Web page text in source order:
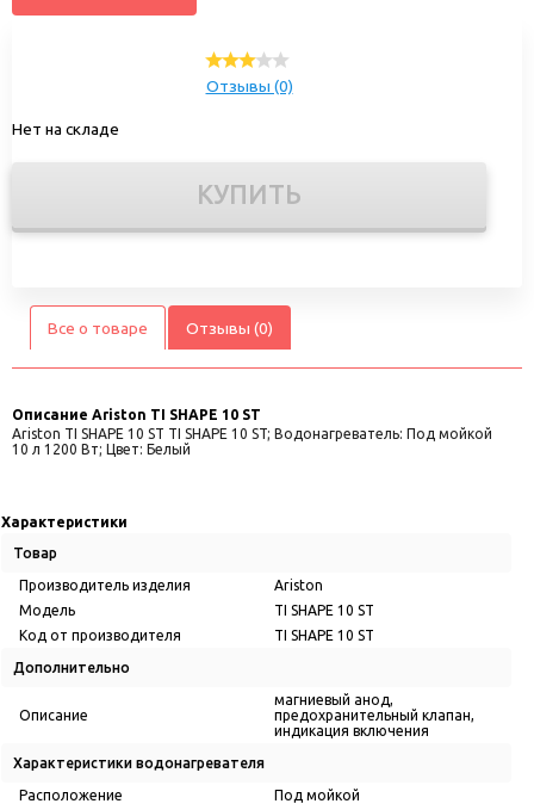
Отзывы (0)
Нет на складе
КУПИТЬ
Все о товаре Отзывы (0)
Описание Ariston TI SHAPE 10 ST
Ariston TI SHAPE 10 ST TI SHAPE 10 ST; Водонагреватель: Под мойкой
10 л 1200 Вт; Цвет: Белый
Характеристики
Товар
Производитель изделия
Ariston
Модель
TI SHAPE 10 ST
Код от производителя
TI SHAPE 10 ST
Дополнительно
Описание
магниевый анод,
предохранительный клапан,
индикация включения
Характеристики водонагревателя
Расположение
Под мойкой